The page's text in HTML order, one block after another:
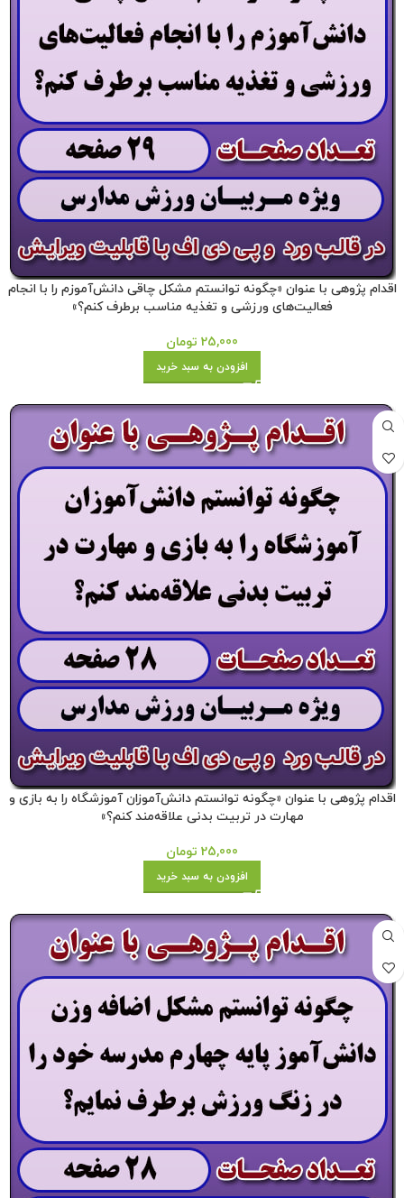
اقدام پژوهی با عنوان «چگونه توانستم مشکل چاقی دانش‌آموزم را با انجام
فعالیت‌های ورزشی و تغذیه مناسب برطرف کنم؟»
25,000 تومان
افزودن به سبد خرید
اقدام پژوهی با عنوان «چگونه توانستم دانش‌آموزان آموزشگاه را به بازی و
مهارت در تربیت بدنی علاقه‌مند کنم؟»
25,000 تومان
افزودن به سبد خرید